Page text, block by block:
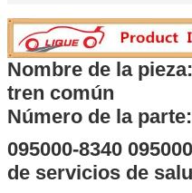
Nombre de la
tren común
Número de la parte:
095000-8340
de servicios de